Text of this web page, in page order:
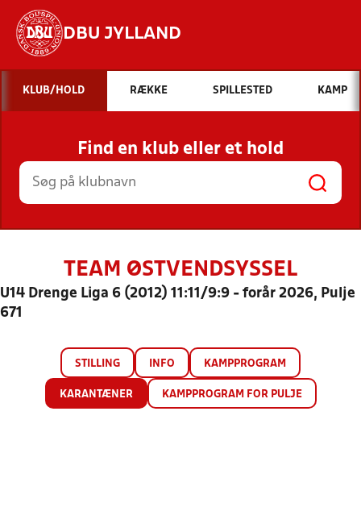
DBU JYLLAND
Hvad vil du søge efter?
INDHOLD OG NYHEDER
STILLINGER, RESULTATER, KLUBBER OG
HOLD
KLUB/HOLD RÆKKE SPILLESTED KAMP
Find en klub eller et hold
TEAM ØSTVENDSYSSEL
U14 Drenge Liga 6 (2012) 11:11/9:9 - forår 2026, Pulje
671
STILLING INFO KAMPPROGRAM
KARANTÆNER KAMPPROGRAM FOR PULJE